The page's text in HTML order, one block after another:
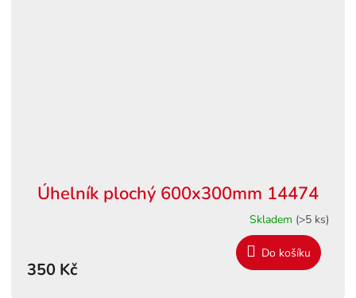
Úhelník plochý 600x300mm 14474
Skladem (>5 ks)
350 Kč
Do košíku